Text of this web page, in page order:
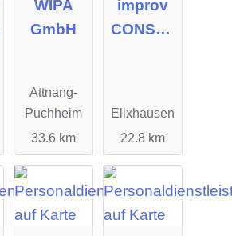
WIPA
GmbH
Attnang-
Puchheim
33.6 km
improv
CONSUL
Elixhausen
22.8 km